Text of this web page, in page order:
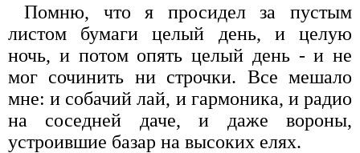
Помню, что я просидел за пустым
листом бумаги целый день, и целую
ночь, и потом опять целый день - и не
мог сочинить ни строчки. Все мешало
мне: и собачий лай, и гармоника, и радио
на соседней даче, и даже вороны,
устроившие базар на высоких елях.